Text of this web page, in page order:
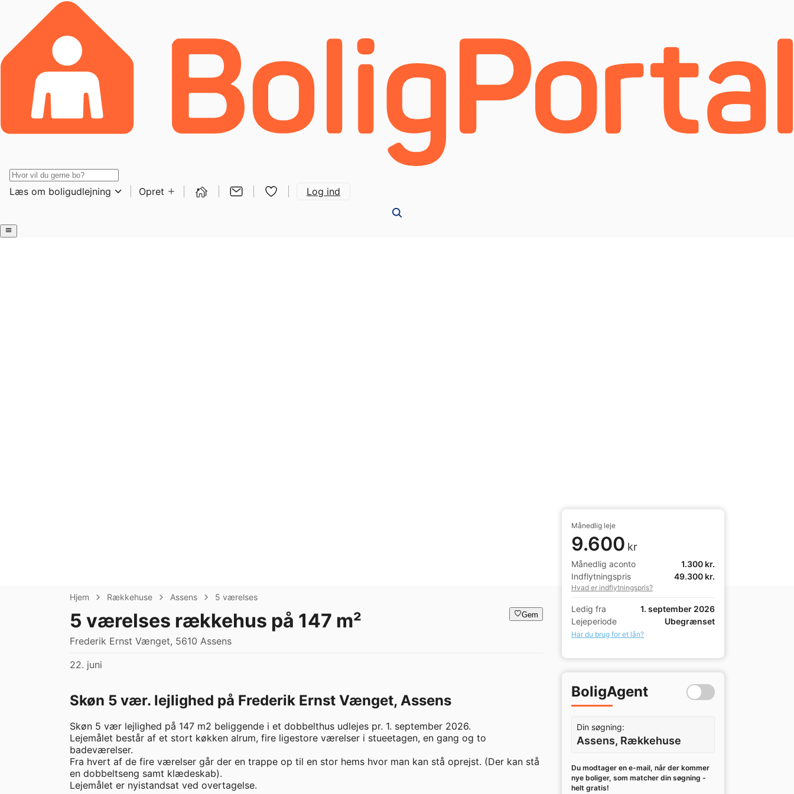
Læs om boligudlejning Opret Log ind
Hjem Rækkehuse Assens 5 værelses
5 værelses rækkehus på 147 m²
Frederik Ernst Vænget, 5610 Assens
Gem
22. juni
Skøn 5 vær. lejlighed på Frederik Ernst Vænget, Assens
Skøn 5 vær lejlighed på 147 m2 beliggende i et dobbelthus udlejes pr. 1. september 2026.
Lejemålet består af et stort køkken alrum, fire ligestore værelser i stueetagen, en gang og to
badeværelser.
Fra hvert af de fire værelser går der en trappe op til en stor hems hvor man kan stå oprejst. (Der kan stå
en dobbeltseng samt klædeskab).
Lejemålet er nyistandsat ved overtagelse.
Månedlig leje
9.600 kr
Månedlig aconto
1.300 kr.
Indflytningspris
49.300 kr.
Hvad er indflytningspris?
Ledig fra
1. september 2026
Lejeperiode
Ubegrænset
Har du brug for et lån?
BoligAgent
Din søgning:
Assens, Rækkehuse
Du modtager en e-mail, når der kommer
nye boliger, som matcher din søgning -
helt gratis!